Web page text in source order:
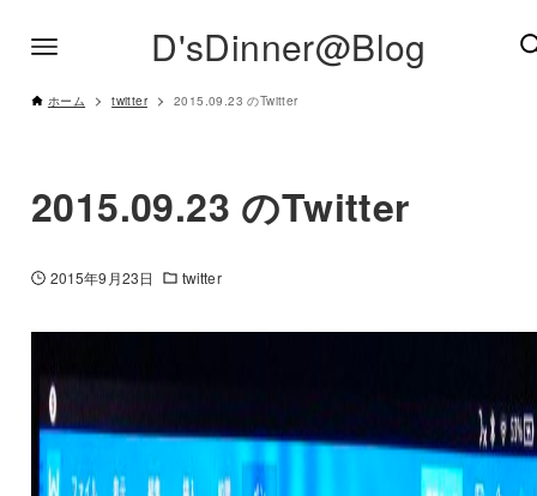
D'sDinner@Blog
ホーム twitter 2015.09.23 のTwitter
2015.09.23 のTwitter
2015年9月23日 twitter